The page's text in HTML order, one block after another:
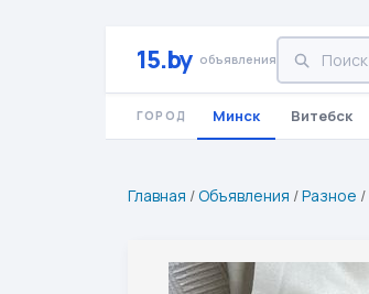
15.by объявления
ГОРОД Минск Витебск
Главная /Объявления /Разное /